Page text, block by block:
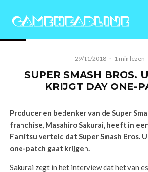
29/11/2018 · 1 min lezen
SUPER SMASH BROS.
KRIJGT DAY ONE-
Producer en bedenker van de Super
franchise, Masahiro Sakurai, heeft in
Famitsu verteld dat Super Smash Bros.
one-patch gaat krijgen.
Sakurai zegt in het interview dat het van